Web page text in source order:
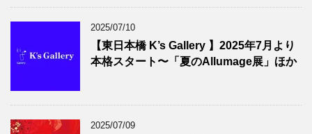
2025/07/10
【東日本橋 K’s Gallery 】2025年7月より
本格スタート〜「夏のAllumage展」ほか
2025/07/09